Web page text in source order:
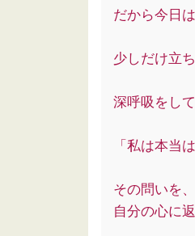
だから今日は
少しだけ立
深呼吸をして
「私は本当
その問いを、
自分の心に